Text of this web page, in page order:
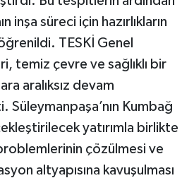
inşa süreci için hazırlıkların
TESKİ Genel
temiz çevre ve sağlıklı bir
aralıksız devam
Kumbağ
yatırımla birlikte
çözülmesi ve
altyapısına kavuşulması